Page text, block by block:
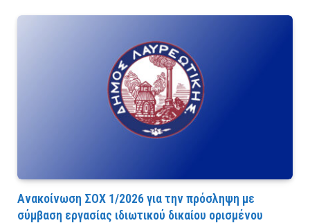
Ανακοίνωση ΣΟΧ 1/2026 για την πρόσληψη με
σύμβαση εργασίας ιδιωτικού δικαίου ορισμένου